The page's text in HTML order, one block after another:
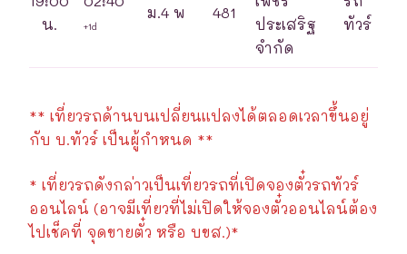
น.
+1d
ม.4 พ 481
ประเสริฐ
จำกัด
ทัวร์
** เที่ยวรถด้านบนเปลี่ยนแปลงได้ตลอดเวลาขึ้นอยู่
กับ บ.ทัวร์ เป็นผู้กำหนด **
* เที่ยวรถดังกล่าวเป็นเที่ยวรถที่เปิดจองตั๋วรถทัวร์
ออนไลน์ (อาจมีเที่ยวที่ไม่เปิดให้จองตั๋วออนไลน์ต้อง
ไปเช็คที่ จุดขายตั๋ว หรือ บขส.)*